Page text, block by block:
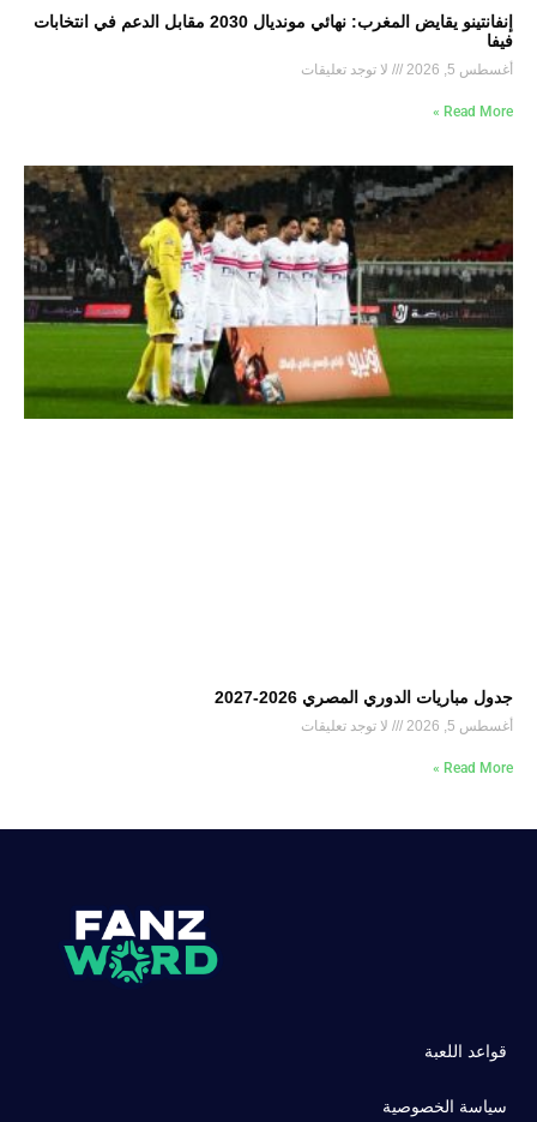
إنفانتينو يقايض المغرب: نهائي مونديال 2030 مقابل الدعم في انتخابات
فيفا
أغسطس 5, 2026 لا توجد تعليقات
Read More »
جدول مباريات الدوري المصري 2026-2027
أغسطس 5, 2026 لا توجد تعليقات
Read More »
قواعد اللعبة
سياسة الخصوصية